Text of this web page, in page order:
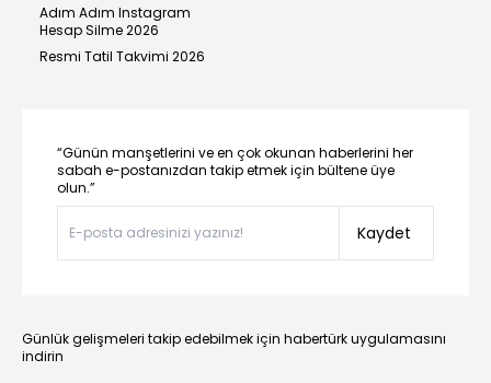
Adım Adım Instagram
Hesap Silme 2026
Resmi Tatil Takvimi 2026
“Günün manşetlerini ve en çok okunan haberlerini her
sabah e-postanızdan takip etmek için bültene üye
olun.”
Kaydet
Günlük gelişmeleri takip edebilmek için habertürk uygulamasını
indirin